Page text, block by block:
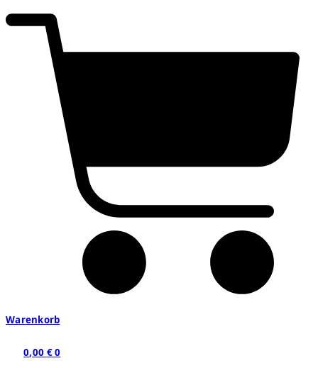
Warenkorb
0,00 €0